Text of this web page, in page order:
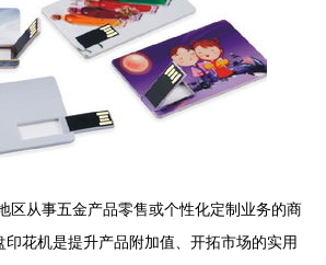
区从事五金产品零售或个性化定制业务的商
花机是提升产品附加值、开拓市场的实用